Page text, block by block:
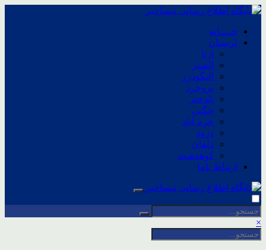
خــــانه
لرستان
ازنا
الشتر
الیگودرز
بروجرد
پلدختر
چگنی
خرم آباد
درود
دلفان
کوهدشت
ارتباط باما
×